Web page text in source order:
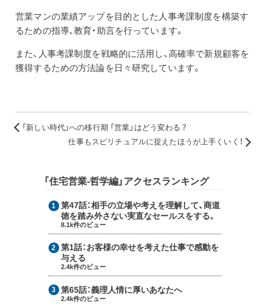
営業マンの業績アップを目的とした人事考課制度を構築す
るための指導、教育・助言を行っています。
また、人事考課制度を戦略的に活用し、高確率で新規顧客を
獲得するための方法論を日々研究しています。
「新しい時代」への移行期 「営業」はどう変わる？
仕事もスピリチュアルに捉えたほうが上手くいく！
「住宅営業-哲学編」アクセスランキング
第47話：相手の立場や考えを理解して、商道
徳を踏み外さない実直なセールスをする。
8.1k件のビュー
第1話：お客様の幸せを考えた仕事で感動を
与える
2.4k件のビュー
第65話：義理人情に厚いあなたへ
2.4k件のビュー